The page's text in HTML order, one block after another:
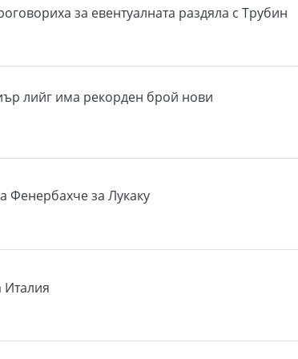
за евентуалната раздяла с Трубин
лийг има рекорден брой нови
Фенербахче за Лукаку